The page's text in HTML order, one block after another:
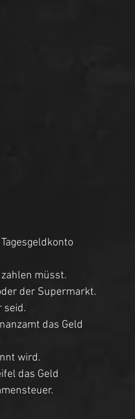
müsst.
der Supermarkt.
seid.
das Geld
wird.
das Geld